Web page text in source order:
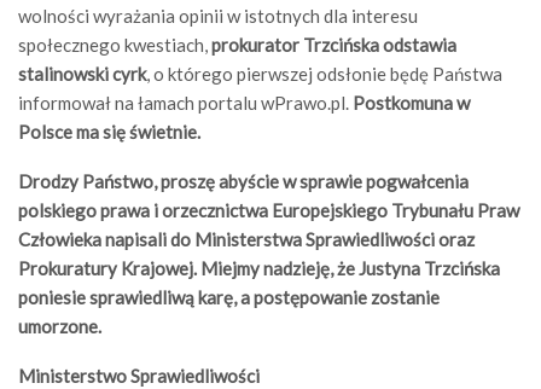
wolności wyrażania opinii w istotnych dla interesu
społecznego kwestiach,prokurator Trzcińska odstawia
stalinowski cyrk, o którego pierwszej odsłonie będę Państwa
informował na łamach portalu wPrawo.pl. Postkomuna w
Polsce ma się świetnie.
Drodzy Państwo, proszę abyście w sprawie pogwałcenia
polskiego prawa i orzecznictwa Europejskiego Trybunału Praw
Człowieka napisali do Ministerstwa Sprawiedliwości oraz
Prokuratury Krajowej. Miejmy nadzieję, że Justyna Trzcińska
poniesie sprawiedliwą karę, a postępowanie zostanie
umorzone.
Ministerstwo Sprawiedliwości